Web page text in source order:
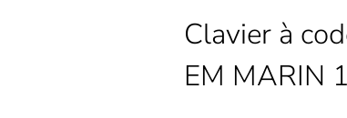
Clavier à
EM MARIN